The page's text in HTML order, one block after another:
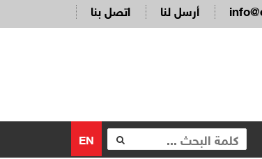
اتصل بنا أرسل لنا
EN